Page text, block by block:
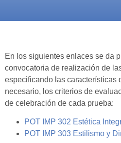
En los siguientes enlaces se da
convocatoria de realización de
especificando las características
necesario, los criterios de
de celebración de cada prueba:
POT IMP 302 Estética
POT IMP 303 Estilismo y